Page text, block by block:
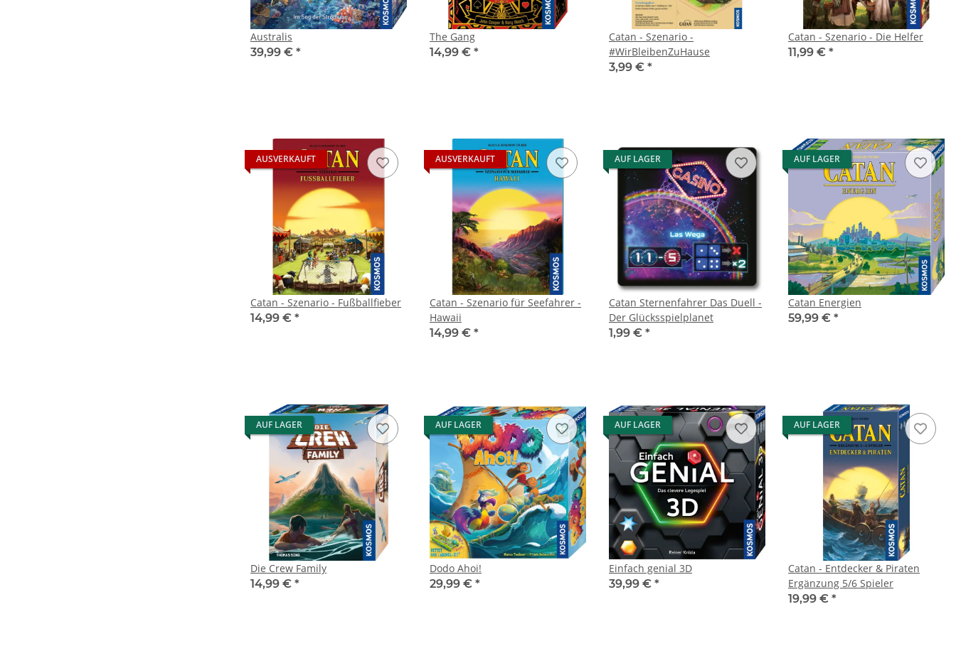
Australis
39,99 € *
The Gang
14,99 € *
Catan - Szenario -
#WirBleibenZuHause
3,99 € *
Catan - Szenario - Die Helfer
11,99 € *
AUSVERKAUFT
Catan - Szenario - Fußballfieber
14,99 € *
AUSVERKAUFT
Catan - Szenario für Seefahrer -
Hawaii
14,99 € *
AUF LAGER
Catan Sternenfahrer Das Duell -
Der Glücksspielplanet
1,99 € *
AUF LAGER
Catan Energien
59,99 € *
AUF LAGER
Die Crew Family
14,99 € *
AUF LAGER
Dodo Ahoi!
29,99 € *
AUF LAGER
Einfach genial 3D
39,99 € *
AUF LAGER
Catan - Entdecker & Piraten
Ergänzung 5/6 Spieler
19,99 € *